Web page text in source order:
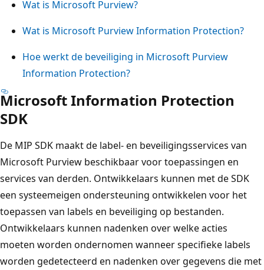
Wat is Microsoft Purview?
Wat is Microsoft Purview Information Protection?
Hoe werkt de beveiliging in Microsoft Purview
Information Protection?
Microsoft Information Protection
SDK
De MIP SDK maakt de label- en beveiligingsservices van
Microsoft Purview beschikbaar voor toepassingen en
services van derden. Ontwikkelaars kunnen met de SDK
een systeemeigen ondersteuning ontwikkelen voor het
toepassen van labels en beveiliging op bestanden.
Ontwikkelaars kunnen nadenken over welke acties
moeten worden ondernomen wanneer specifieke labels
worden gedetecteerd en nadenken over gegevens die met